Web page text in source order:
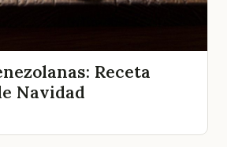
Receta
Navidad